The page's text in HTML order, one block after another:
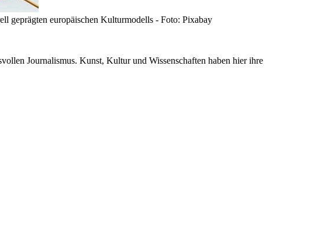
geprägten europäischen Kulturmodells - Foto: Pixabay
Journalismus. Kunst, Kultur und Wissenschaften haben hier ihre